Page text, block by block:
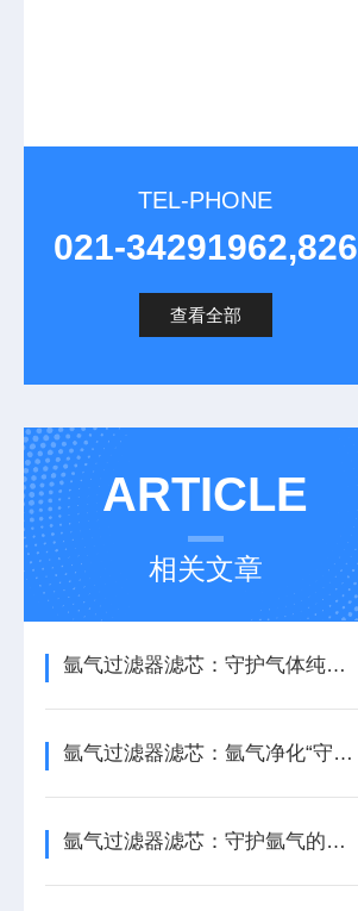
TEL-PHONE
021-34291962,826
查看全部
ARTICLE
相关文章
氩气过滤器滤芯：守护气体纯度，保障系统稳定运行
氩气过滤器滤芯：氩气净化“守门人”，保障精密工艺品质
氩气过滤器滤芯：守护氩气的纯净之源